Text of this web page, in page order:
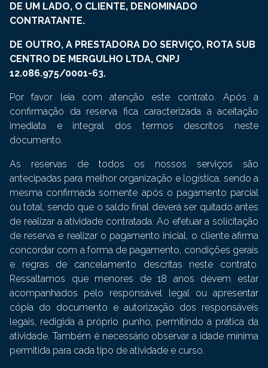
DE UM LADO, O CLIENTE, DENOMINADO
CONTRATANTE.
DE OUTRO, A PRESTADORA DO SERVIÇO, ROTA SUB
CENTRO DE MERGULHO LTDA, CNPJ
12.086.975/0001-63.
Por favor leia com atenção este contrato. Após a
confirmação da reserva fica caracterizada a aceitação
imediata e integral dos termos descritos neste
documento.
As reservas de todos os nossos serviços são
antecipadas para melhor organização e logística, sendo a
mesma confirmada somente após o pagamento parcial
ou total, sendo que o saldo final deverá ser quitado antes
de realizar a atividade contratada. Ao efetuar a solicitação
de reserva e realizar o pagamento inicial, o cliente afirma
concordar com a forma de pagamento, condições gerais
e regras de cancelamento descritas neste contrato.
Ressaltamos que menores de 18 anos devem estar
acompanhados pelo responsável legal ou apresentar
cópia do documento e autorização dos responsáveis
legais, redigida a próprio punho, permitindo a prática da
atividade. Também é necessário observar a idade mínima
permitida para cada tipo de atividade e curso.